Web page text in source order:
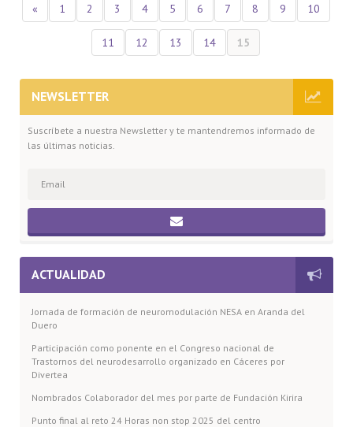
« 1 2 3 4 5 6 7 8 9 10
11 12 13 14 15
NEWSLETTER
Suscríbete a nuestra Newsletter y te mantendremos informado de
las últimas noticias.
ACTUALIDAD
Jornada de formación de neuromodulación NESA en Aranda del
Duero
Participación como ponente en el Congreso nacional de
Trastornos del neurodesarrollo organizado en Cáceres por
Divertea
Nombrados Colaborador del mes por parte de Fundación Kirira
Punto final al reto 24 Horas non stop 2025 del centro